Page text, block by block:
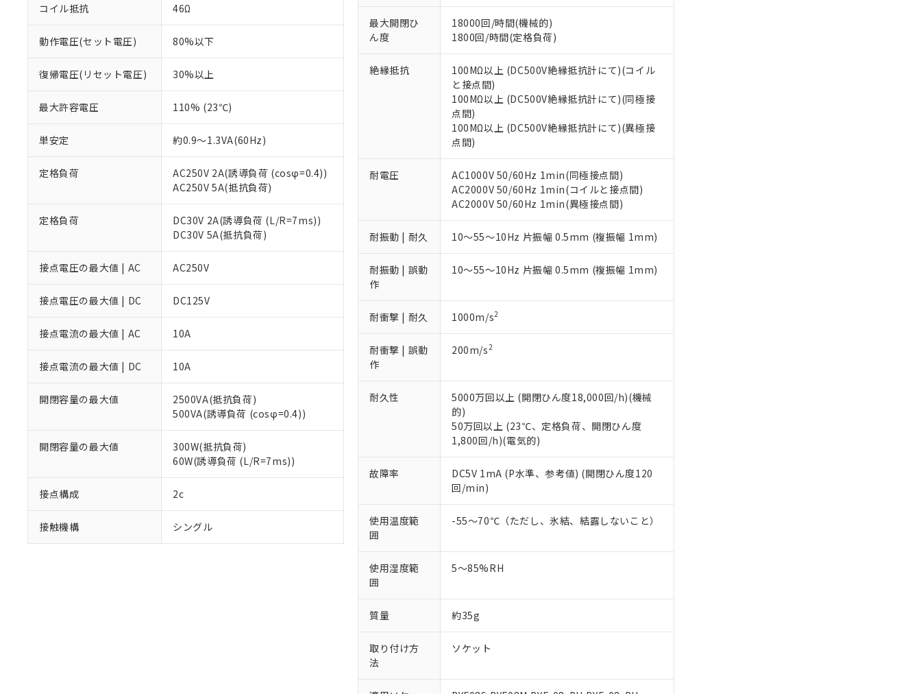
コイル抵抗 46Ω
動作電圧(セット電圧) 80%以下
復帰電圧(リセット電圧) 30%以上
最大許容電圧 110% (23℃)
単安定 約0.9～1.3VA(60Hz)
定格負荷
AC250V 2A(誘導負荷 (cosφ=0.4))
AC250V 5A(抵抗負荷)
定格負荷
DC30V 2A(誘導負荷 (L/R=7ms))
DC30V 5A(抵抗負荷)
接点電圧の最大値 | AC AC250V
接点電圧の最大値 | DC DC125V
接点電流の最大値 | AC 10A
接点電流の最大値 | DC 10A
開閉容量の最大値
2500VA(抵抗負荷)
500VA(誘導負荷 (cosφ=0.4))
開閉容量の最大値
300W(抵抗負荷)
60W(誘導負荷 (L/R=7ms))
接点構成 2c
接触機構 シングル
最大開閉ひ
ん度
18000回/時間(機械的)
1800回/時間(定格負荷)
絶縁抵抗
100MΩ以上 (DC500V絶縁抵抗計にて)(コイル
と接点間)
100MΩ以上 (DC500V絶縁抵抗計にて)(同極接
点間)
100MΩ以上 (DC500V絶縁抵抗計にて)(異極接
点間)
耐電圧
AC1000V 50/60Hz 1min(同極接点間)
AC2000V 50/60Hz 1min(コイルと接点間)
AC2000V 50/60Hz 1min(異極接点間)
耐振動 | 耐久 10～55～10Hz 片振幅 0.5mm (複振幅 1mm)
耐振動 | 誤動
作
10～55～10Hz 片振幅 0.5mm (複振幅 1mm)
耐衝撃 | 耐久 1000m/s2
耐衝撃 | 誤動
作
200m/s2
耐久性
5000万回以上 (開閉ひん度18,000回/h)(機械
的)
50万回以上 (23℃、定格負荷、開閉ひん度
1,800回/h)(電気的)
故障率
DC5V 1mA (P水準、参考値) (開閉ひん度120
回/min)
使用温度範
囲
-55～70℃（ただし、氷結、結露しないこと）
使用湿度範
囲
5～85%RH
質量 約35g
取り付け方
法
ソケット
ご利用条件
以下の条件をお読みいただき、同意のうえご利用ください。
本サービスは、当社制御機器事業取扱商品の当社在庫状況および標準価格(税抜)を提供させていただ
くものです。
当社制御機器事業取扱商品の中には、本サービスの対象外となる商品もあることをご了承ください。
在庫状況および標準価格照会結果は、記載している更新日時点での社内データに基づき作成されるも
のであり、閲覧された時点での実際の在庫および標準価格とは異なる場合があることをご了承くださ
正式な納期状況および標準価格はお客様のお取引先、またはお客様担当のオムロン制御機器販売店・
当社販売員にご相談ください。
在庫状況および標準価格結果を当社の事前の承諾なく第三者に漏洩または開示しないようお願いしま
マイパーツ機能（部品リスト作成サービス）をご利用いただくには、I-Webメンバーズにご登録され
ている必要があります。
お客様が当ウェブサイト上で当社にご登録された部品リストについて、当社および当社の共同利用者
が、当社の製品・サービスに関するお客様との取引・商談に必要な範囲で利用することをご了承くだ
※当社の共同利用者とは、
"個人情報の共同利用に関して"
の「1.共同利用者の範囲」に記載されて
いる法人を指します。
対応済み：EU RoHS指令（10物質）の非含有に対応した製品が提供可能な商品です。
対応予定：EU RoHS指令（10物質）の非含有に対応した製品に切り替える予定のある商品です。
対応予定なし：EU RoHS指令（10物質）の非含有に非対応の商品で、対応品を出す予定はありません。
調査・確認中：EU RoHS指令（10物質）の非含有の対応状況を調査中または確認中の商品です。
非該当品：ライセンス料など無形物で、有害物質有無と関係のない商品です。
仕入先様の事情により、非含有部品としていたものが、含有品と判明した場合などやむを得ず変更すること
があります。
*EU RoHS指令（10物質）：
鉛(Pb) 1000ppm以下、 水銀(Hg) 1000ppm以下、 カドミウム(Cd) 100ppm以下、
六価クロム(Cr(Ⅵ)) 1000ppm以下、ポリ臭化ビフェニル類(PBB) 1000ppm以下、ポリ臭化ジフェニルエーテル類(PBDE) 1000ppm以下、
フタル酸ビス(2-エチルヘキシル) (DEHP)(別名：DOP) 1000ppm以下、フタル酸ブチルベンジル（BBP） 1000ppm以下、フタル酸ジブチ
ル（DBP） 1000ppm以下、フタル酸ジイソブチル (DIBP) 1000ppm以下
但し、RoHS指令で産業用監視および制御機器に対する適用除外項目は除く。
フタル酸エステル類の４物質については閾値を超える意図的な使用がないことを確認しています。
部品在庫の切り替え状況などにより、予定月が前後することがあります。
※3 非含有証明書ダウンロード
下記の非含有証明書をダウンロードすることができます。
EU RoHS指令（10物質）の非含有証明書
また、RoHS指令のフタル酸エステル類４物質の対応では、対応完了までの期間は出荷製品に未対応品が
混在することから備考欄に対応日を記載しておりました。
既に当社にて対応品への在庫切替を完了していることから、特段のことがない限り、2022年1月12日よ
※1 中国RoHS○×表
「○」：最大均質材料含有率が中国RoHSの基準値以下であることを示します。
「×」：最大均質材料含有率が中国RoHSの基準値を超えていることを示します。
「－」：未確認です。当社販売部門へお問い合わせください。
Pb(鉛) :1000ppm、 Hg(水銀) : 1000ppm、 Cd(カドミウム) : 100ppm、
Cr(Ⅵ)(六価クロム) : 1000ppm、 PBBs(ポリ臭化ビフェニル類) : 1000ppm、 PBDEs(ポリ臭化ジフェニルエーテル類) : 1000ppm、
「ｅ」：有害物質（10物質）のすべてが基準値以下であることを示します。
「10」：通常の使用状況下において有害物質が外部に漏えいし、環境に深刻な影響を及ぼさない年数を意
味します。
「－」：未確認です。当社販売部門へお問い合わせください。
当社は、これら貴社製品のうち、外国為替および外国貿易法に定める商品（以下｢規制貨物等」とい
う）を輸出または国外への提供する場合は、日本国政府の輸出許可(または役務取引許可)を取得する
などの必要な手続きをとります。
当社は規制貨物を破棄する場合は、完全に破砕するなど、違法に輸出されないよう必要な手段を講じ
ます。
当社は貴社製品を、核兵器、ミサイル、化学兵器、生物兵器またはその他武器並びにこれらの製造装
置等に一切使用いたしません。
当社は、貴社製品を第三者に販売する場合は、上記1、2および3の内容を当該第三者に通知します。
また当社は、販売先および販売に係わる関係者が違法に輸出するおそれがある場合は、取り引きをい
キャンセル
一定数には満たないが在庫あり
在庫なし(最新の在庫状況については、お客様のお取引先、またはお客様担当のオムロン制御
機器販売店・当社販売員にご確認ください)
空
白
受注生産機種、また在庫状況の情報を公開していない機種